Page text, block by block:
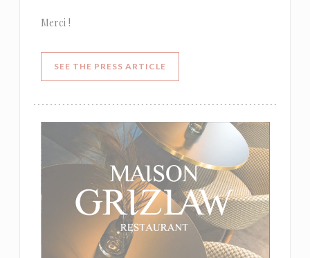
Merci !
SEE THE PRESS ARTICLE((OPENS IN A NEW WINDOW))